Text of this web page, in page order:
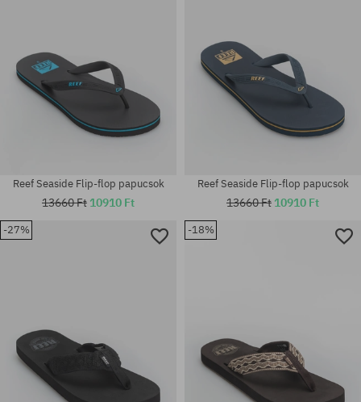
Reef Seaside Flip-flop papucsok
13660 Ft 10910 Ft
Reef Seaside Flip-flop papucsok
13660 Ft 10910 Ft
-27% -18%